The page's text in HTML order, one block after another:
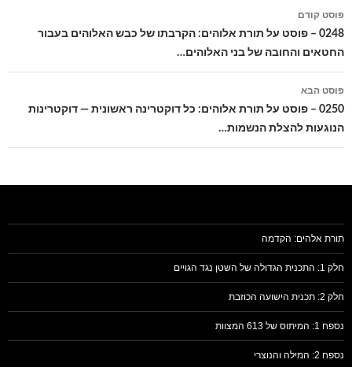
ניווט
בפוסטים
פוסט קודם
0248 – פוסט על תורת אלוהים: הקרבתו של כבש האלוהים בעבור
החטאים והחובה של בני האלוהים…
פוסט הבא
0250 – פוסט על תורת אלוהים: כל דוקטרינה ראשונית — דוקטרינות
הנוגעות להצלת הנשמות…
תורת אלהים: הקדמה
חלק 1: התכנית הגדולה של השטן נגד הגויים
חלק 2: תכנית הישועה הכוזבת
נספח 1: המיתוס של 613 המצוות
נספח 2: המילה והנוצרי